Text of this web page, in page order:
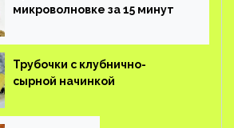
микроволновке за 15 минут
Трубочки с клубнично-
сырной начинкой